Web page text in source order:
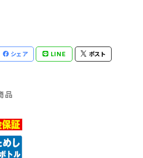
シェア LINE ポスト
品